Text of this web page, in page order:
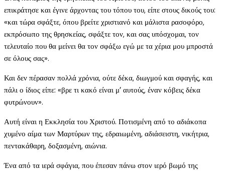
επικράτησε και έγινε άρχοντας του τόπου του, είπε στους δικούς του:
«και τώρα σφάξτε, όπου βρείτε χριστιανό και μάλιστα ρασοφόρο,
εκπρόσωπο της θρησκείας, σφάξτε τον, και σας υπόσχομαι, τον
τελευταίο που θα μείνει θα τον σφάξω εγώ με τα χέρια μου μπροστά
σε όλους σας».
Και δεν πέρασαν πολλά χρόνια, ούτε δέκα, διωγμού και σφαγής, και
πάλι ο ίδιος είπε: «βρε τι κακό είναι μ’ αυτούς, έναν κόβεις δέκα
φυτρώνουν».
Αυτή είναι η Εκκλησία του Χριστού. Ποτισμένη από το αδιάκοπα
χυμένο αίμα των Μαρτύρων της, εδραιωμένη, αδιάσειστη, νικήτρια,
πεντακάθαρη, δοξασμένη, αιώνια.
Ένα από τα ιερά σφάγια, που έπεσαν πάνω στον ιερό βωμό της